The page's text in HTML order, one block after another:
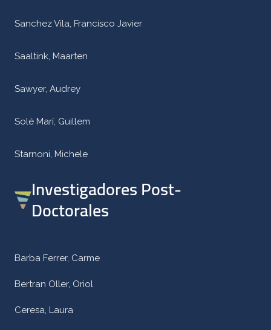
Sanchez Vila, Francisco Javier
Saaltink, Maarten
Sawyer, Audrey
Solé Marí, Guillem
Starnoni, Michele
Investigadores Post-
Doctorales
Barba Ferrer, Carme
Bertran Oller, Oriol
Ceresa, Laura